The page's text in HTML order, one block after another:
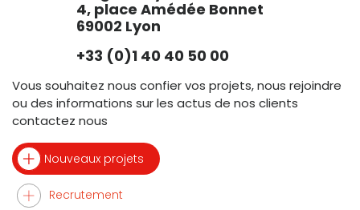
4, place Amédée Bonnet
69002 Lyon
+33 (0)1 40 40 50 00
Vous souhaitez nous confier vos projets, nous rejoindre
ou des informations sur les actus de nos clients
contactez nous
Nouveaux projets
Recrutement